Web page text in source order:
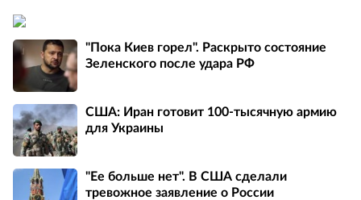
"Пока Киев горел". Раскрыто состояние
Зеленского после удара РФ
США: Иран готовит 100-тысячную армию
для Украины
"Ее больше нет". В США сделали
тревожное заявление о России